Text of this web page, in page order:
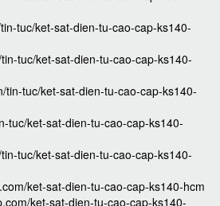
tuc/ket-sat-dien-tu-cao-cap-ks140-
tuc/ket-sat-dien-tu-cao-cap-ks140-
tin-tuc/ket-sat-dien-tu-cao-cap-ks140-
tuc/ket-sat-dien-tu-cao-cap-ks140-
tuc/ket-sat-dien-tu-cao-cap-ks140-
ket-sat-dien-tu-cao-cap-ks140-hcm
ket-sat-dien-tu-cao-cap-ks140-